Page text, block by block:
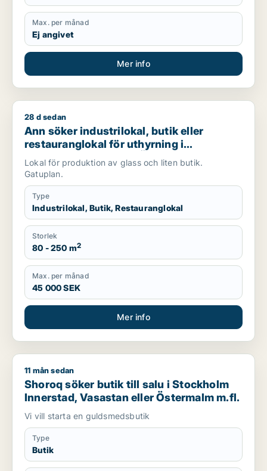
Max. per månad
Ej angivet
Mer info
Ann söker industrilokal, butik eller restauranglokal för
28 d sedan
Ann söker industrilokal, butik eller
restauranglokal för uthyrning i
Stockholm Innerstad, Östermalm eller
Gärdet/Djurgården
Lokal för produktion av glass och liten butik.
Gatuplan.
Type
Industrilokal, Butik, Restauranglokal
Storlek
80 - 250 m2
Max. per månad
45 000 SEK
Mer info
Shoroq söker butik till salu i Stockholm Innerstad, Vasastan
11 mån sedan
Shoroq söker butik till salu i Stockholm
Innerstad, Vasastan eller Östermalm m.fl.
Vi vill starta en guldsmedsbutik
Type
Butik